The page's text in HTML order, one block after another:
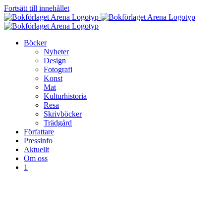
Fortsätt till innehållet
Böcker
Nyheter
Design
Fotografi
Konst
Mat
Kulturhistoria
Resa
Skrivböcker
Trädgård
Författare
Pressinfo
Aktuellt
Om oss
1